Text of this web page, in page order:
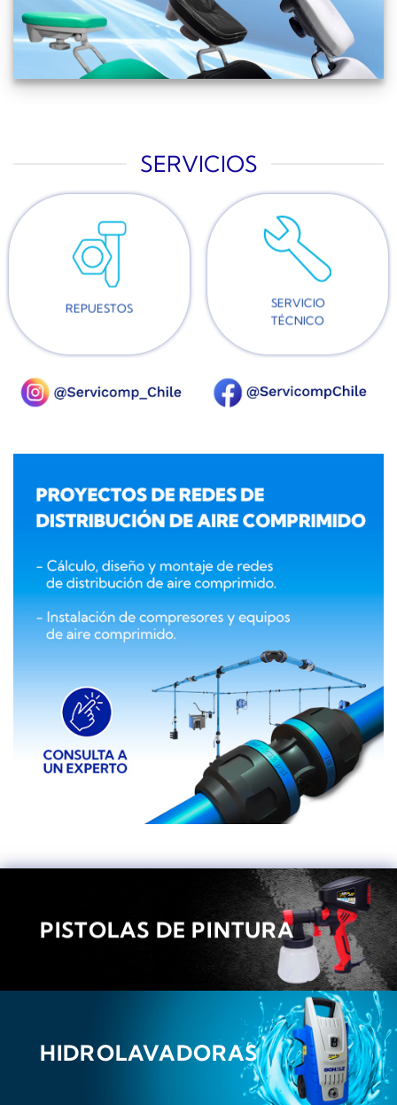
SERVICIOS
REPUESTOS
SERVICIO
TÉCNICO
PISTOLAS DE PINTURA
HIDROLAVADORAS